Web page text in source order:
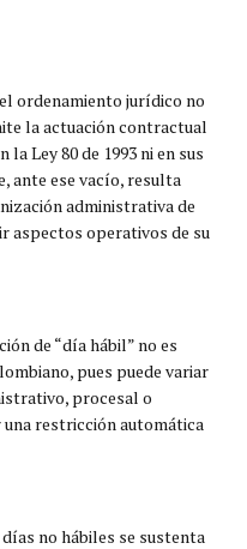
ordenamiento jurídico no
la actuación contractual
Ley 80 de 1993 ni en sus
ante ese vacío, resulta
administrativa de
aspectos operativos de su
de “día hábil” no es
pues puede variar
procesal o
restricción automática
no hábiles se sustenta